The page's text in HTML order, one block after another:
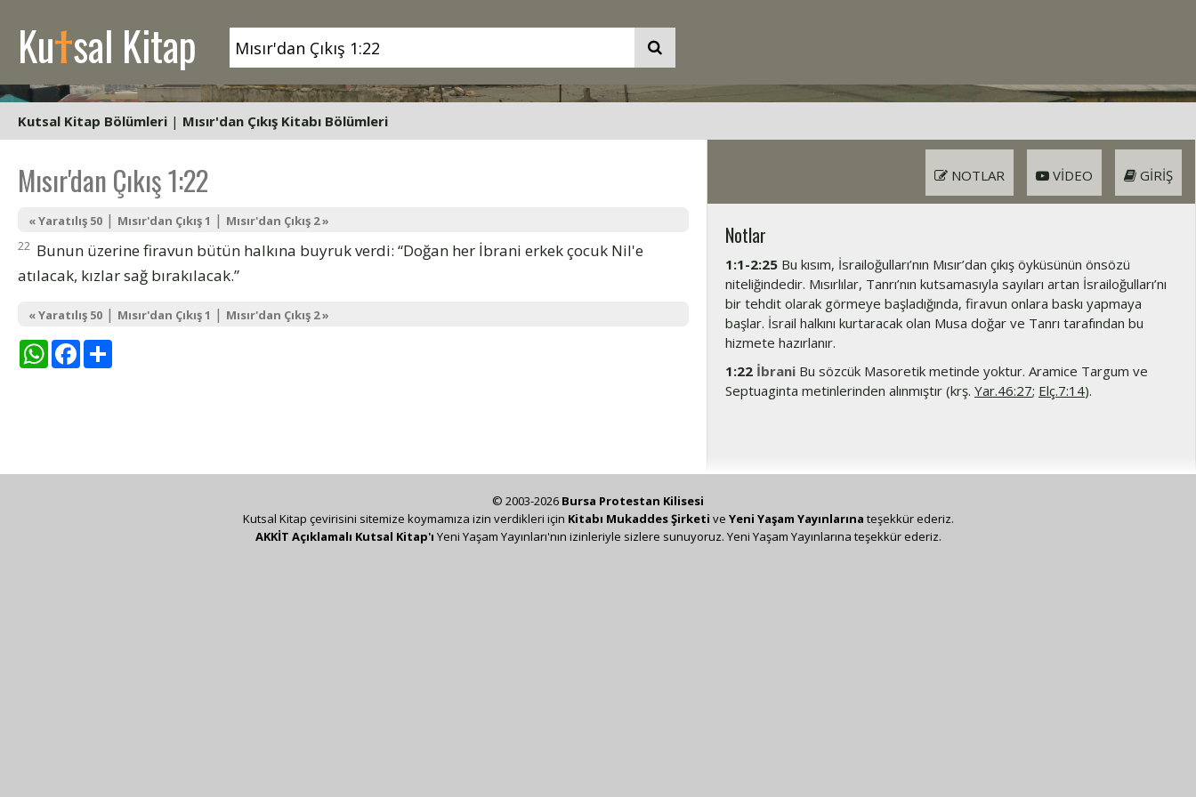
Kutsal Kitap
Kutsal Kitap Bölümleri | Mısır'dan Çıkış Kitabı Bölümleri
Mısır'dan Çıkış 1:22
« Yaratılış 50 | Mısır'dan Çıkış 1 | Mısır'dan Çıkış 2 »
22 Bunun üzerine firavun bütün halkına buyruk verdi: “Doğan her İbrani erkek çocuk Nil'e
atılacak, kızlar sağ bırakılacak.”
« Yaratılış 50 | Mısır'dan Çıkış 1 | Mısır'dan Çıkış 2 »
WhatsAppFacebook
GIRIŞ
VIDEO
NOTLAR
Notlar
1:1-2:25 Bu kısım, İsrailoğulları’nın Mısır’dan çıkış öyküsünün önsözü
niteliğindedir. Mısırlılar, Tanrı’nın kutsamasıyla sayıları artan İsrailoğulları’nı
bir tehdit olarak görmeye başladığında, firavun onlara baskı yapmaya
başlar. İsrail halkını kurtaracak olan Musa doğar ve Tanrı tarafından bu
hizmete hazırlanır.
1:22 İbrani Bu sözcük Masoretik metinde yoktur. Aramice Targum ve
Septuaginta metinlerinden alınmıştır (krş. Yar.46:27; Elç.7:14).
© 2003-2026 Bursa Protestan Kilisesi
Kutsal Kitap çevirisini sitemize koymamıza izin verdikleri için Kitabı Mukaddes Şirketi ve Yeni Yaşam Yayınlarına teşekkür ederiz.
AKKİT Açıklamalı Kutsal Kitap'ı Yeni Yaşam Yayınları'nın izinleriyle sizlere sunuyoruz. Yeni Yaşam Yayınlarına teşekkür ederiz.